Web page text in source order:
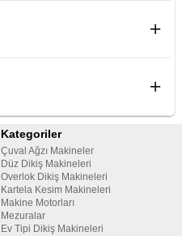
Kategoriler
Çuval Ağzı Makineler
Düz Dikiş Makineleri
Overlok Dikiş Makineleri
Kartela Kesim Makineleri
Makine Motorları
Mezuralar
Ev Tipi Dikiş Makineleri